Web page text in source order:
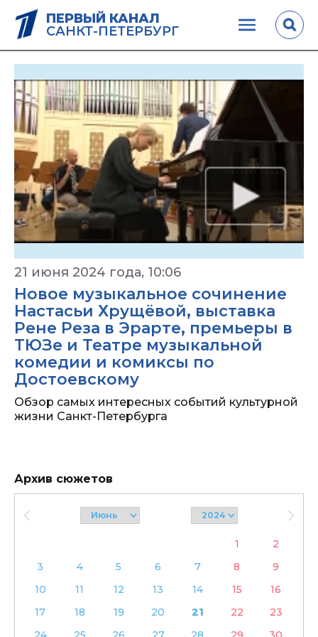
ПЕРВЫЙ КАНАЛ
САНКТ-ПЕТЕРБУРГ
21 июня 2024 года, 10:06
Новое музыкальное сочинение
Настасьи Хрущёвой, выставка
Рене Реза в Эрарте, премьеры в
ТЮЗе и Театре музыкальной
комедии и комиксы по
Достоевскому
Обзор самых интересных событий культурной
жизни Санкт-Петербурга
Архив сюжетов
1
2
3
4 5 6 7 8
9
10
11 12 13 14 15
16
17
18 19 20 21 22
23